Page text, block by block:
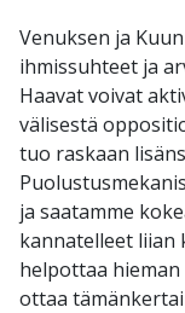
Venuksen ja
ihmissuhteet ja
Haavat voivat
välisestä
tuo raskaan
ja saatamme
kannatelleet liian
helpottaa
ottaa